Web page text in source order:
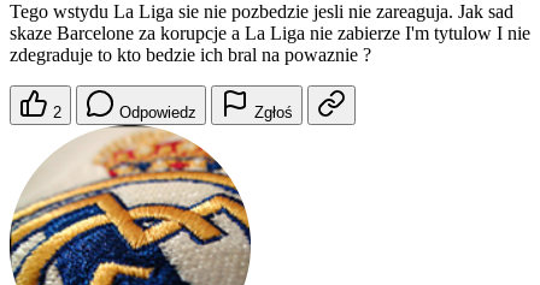
Tego wstydu La Liga sie nie pozbedzie jesli nie zareaguja. Jak sad
skaze Barcelone za korupcje a La Liga nie zabierze I'm tytulow I nie
zdegraduje to kto bedzie ich bral na powaznie ?
2 Odpowiedz Zgłoś